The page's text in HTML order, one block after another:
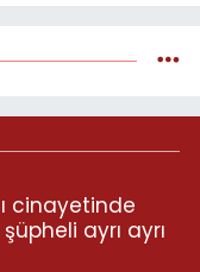
cinayetinde
ayrı ayrı